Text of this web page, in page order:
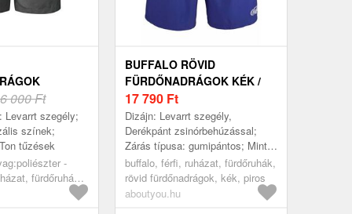
ANTRACIT
000 Ft
Levarrt szegély;
színek;
tűzések
-
fürdőruhák,
BUFFALO RÖVID
FÜRDŐNADRÁGOK KÉK /
PIROS
17 790 Ft
Dizájn: Levarrt szegély,
Derékpánt zsinórbehúzással;
Zárás típusa: gumipántos; Minta:
Színátmenet; Extrák: Címke
nyomtatás; Hossz: Térdig érő;
Fazo...
buffalo, férfi, ruházat, fürdőruhák,
rövid fürdőnadrágok, kék, piros
aboutyou.hu